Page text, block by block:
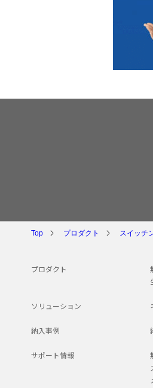
Top プロダクト スイッチ
プロダクト
ソリューション
納入事例
サポート情報